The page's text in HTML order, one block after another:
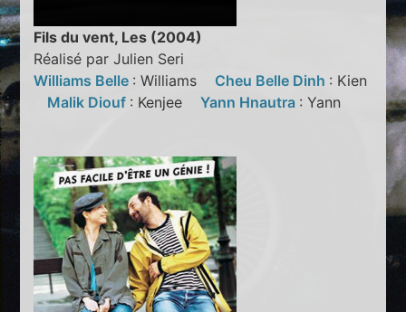
Fils du vent, Les (2004)
Réalisé par Julien Seri
Williams Belle : Williams Cheu Belle Dinh : Kien
Malik Diouf : KenjeeYann Hnautra : Yann